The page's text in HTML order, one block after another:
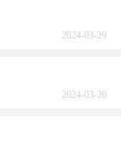
2024-03-29
2024-03-26